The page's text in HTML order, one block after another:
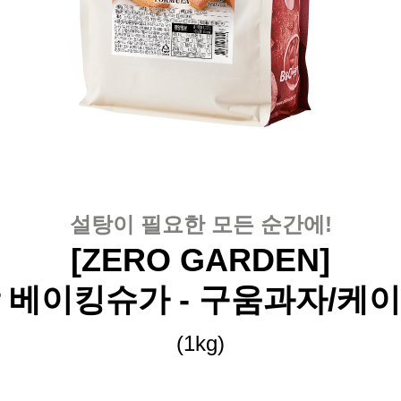
설탕이 필요한 모든 순간에!
[ZERO GARDEN]
베이킹슈가 - 구움과자/케
(1kg)